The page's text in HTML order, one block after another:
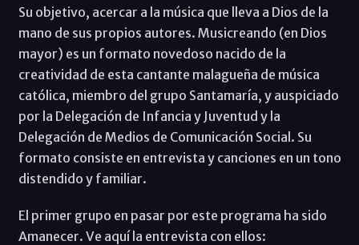
Su objetivo, acercar a la música que lleva a Dios de la
mano de sus propios autores. Musicreando (en Dios
mayor) es un formato novedoso nacido de la
creatividad de esta cantante malagueña de música
católica, miembro del grupo Santamaría, y auspiciado
por la Delegación de Infancia y Juventud y la
Delegación de Medios de Comunicación Social. Su
formato consiste en entrevista y canciones en un tono
distendido y familiar.
El primer grupo en pasar por este programa ha sido
Amanecer. Ve aquí la entrevista con ellos: